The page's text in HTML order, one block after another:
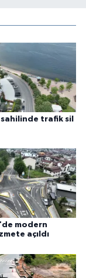
sahilinde trafik sil
modern
açıldı